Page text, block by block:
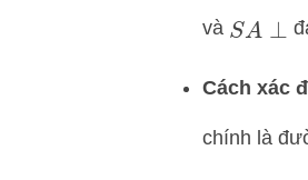
và SA ⊥
Cách xác
chính là